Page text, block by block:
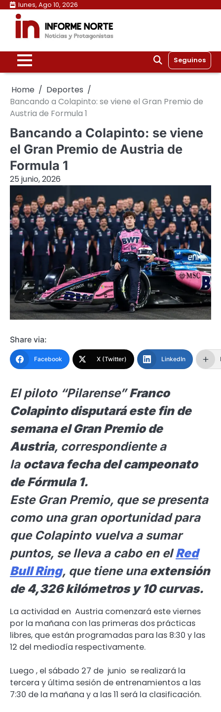
Skip
content
lunes, Ago 10, 2026
Seguinos
Home
Deportes
Bancando a Colapinto: se viene el Gran Premio de
Austria de Formula 1
Bancando a Colapinto: se viene
el Gran Premio de Austria de
Formula 1
25 junio, 2026
Share via:
Facebook X (Twitter) LinkedIn
El piloto “Pilarense”Franco
Colapinto disputará este fin de
semana el Gran Premio de
Austria, correspondiente a
la octava fecha del campeonato
de Fórmula 1.
Este Gran Premio, que se presenta
como una gran oportunidad para
que Colapinto vuelva a sumar
puntos, se lleva a cabo en elRed
Bull Ring, que tiene unaextensión
de 4,326 kilómetros y 10 curvas.
La actividad en Austria comenzará este viernes
por la mañana con las primeras dos prácticas
libres, que están programadas para las 8:30 y las
12 del mediodía respectivamente.
Luego , el sábado 27 de junio se realizará la
tercera y última sesión de entrenamientos a las
7:30 de la mañana y a las 11 será la clasificación.